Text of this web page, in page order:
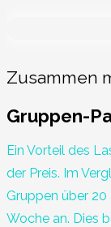
Zusammen
Gruppen-
Ein Vorteil des
der Preis. Im
Gruppen über 20
Woche an. Dies